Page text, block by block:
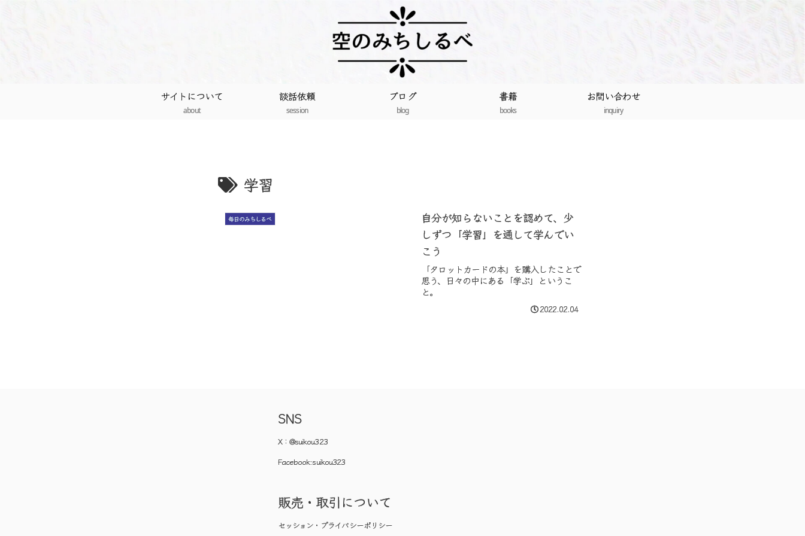
サイトについて
about
談話依頼
session
ブログ
blog
書籍
books
お問い合わせ
inquiry
学習
毎日のみちしるべ
自分が知らないことを認めて、少
しずつ「学習」を通して学んでい
こう
「タロットカードの本」を購入したことで
思う、日々の中にある「学ぶ」というこ
と。
2022.02.04
SNS
X：@suikou323
Facebook:suikou323
販売・取引について
セッション・プライバシーポリシー